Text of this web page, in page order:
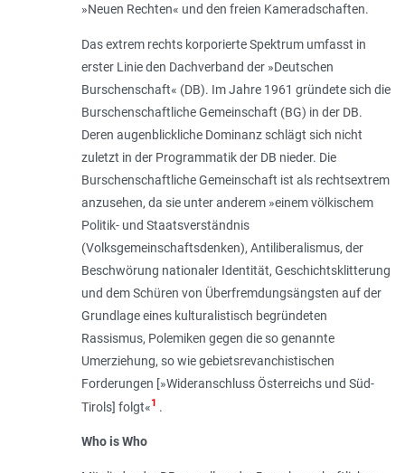
»Neuen Rechten« und den freien Kameradschaften.
Das extrem rechts korporierte Spektrum umfasst in
erster Linie den Dachverband der »Deutschen
Burschenschaft« (DB). Im Jahre 1961 gründete sich die
Burschenschaftliche Gemeinschaft (BG) in der DB.
Deren augenblickliche Dominanz schlägt sich nicht
zuletzt in der Programmatik der DB nieder. Die
Burschenschaftliche Gemeinschaft ist als rechtsextrem
anzusehen, da sie unter anderem »einem völkischem
Politik- und Staatsverständnis
(Volksgemeinschaftsdenken), Antiliberalismus, der
Beschwörung nationaler Identität, Geschichtsklitterung
und dem Schüren von Überfremdungsängsten auf der
Grundlage eines kulturalistisch begründeten
Rassismus, Polemiken gegen die so genannte
Umerziehung, so wie gebietsrevanchistischen
Forderungen [»Wideranschluss Österreichs und Süd-
Tirols] folgt«1 .
Who is Who